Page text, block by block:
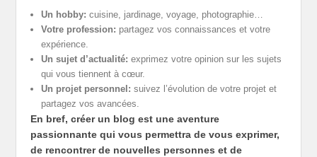
Un hobby: cuisine, jardinage, voyage, photographie…
Votre profession: partagez vos connaissances et votre
expérience.
Un sujet d’actualité: exprimez votre opinion sur les sujets
qui vous tiennent à cœur.
Un projet personnel: suivez l’évolution de votre projet et
partagez vos avancées.
En bref, créer un blog est une aventure
passionnante qui vous permettra de vous exprimer,
de rencontrer de nouvelles personnes et de